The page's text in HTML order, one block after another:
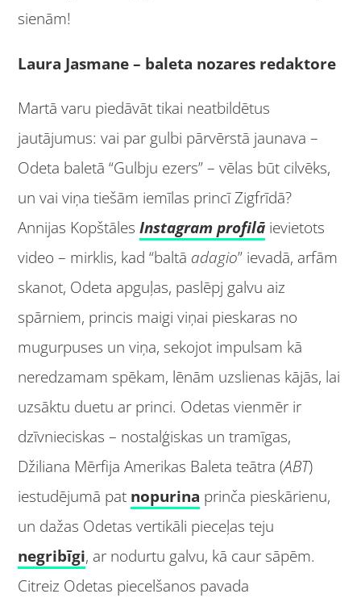
sienām!
Laura Jasmane– baleta nozares redaktore
Martā varu piedāvāt tikai neatbildētus
jautājumus: vai par gulbi pārvērstā jaunava –
Odeta baletā “Gulbju ezers” – vēlas būt cilvēks,
un vai viņa tiešām iemīlas princī Zigfrīdā?
Annijas KopštālesInstagram profilā ievietots
video – mirklis, kad “baltā adagio” ievadā, arfām
skanot, Odeta apguļas, paslēpj galvu aiz
spārniem, princis maigi viņai pieskaras no
mugurpuses un viņa, sekojot impulsam kā
neredzamam spēkam, lēnām uzslienas kājās, lai
uzsāktu duetu ar princi. Odetas vienmēr ir
dzīvnieciskas – nostalģiskas un tramīgas,
Džiliana Mērfija Amerikas Baleta teātra (ABT)
iestudējumā pat nopurina prinča pieskārienu,
un dažas Odetas vertikāli pieceļas teju
negribīgi, ar nodurtu galvu, kā caur sāpēm.
Citreiz Odetas piecelšanos pavada